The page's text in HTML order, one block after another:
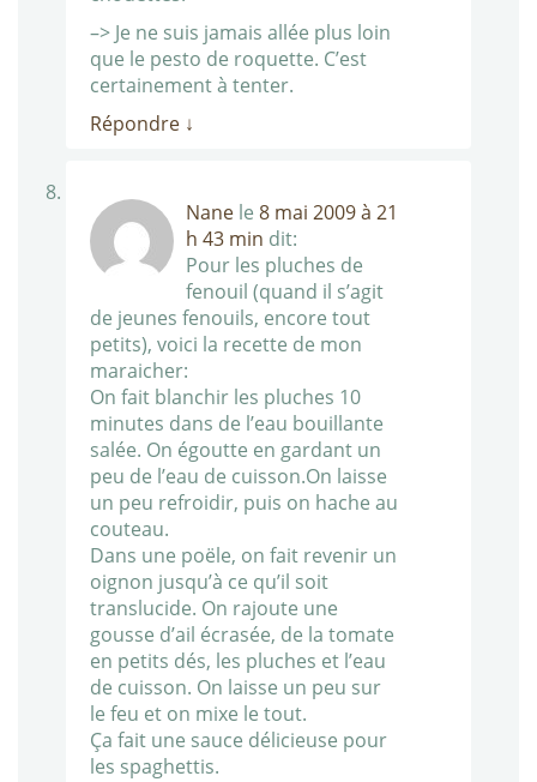
–> Je ne suis jamais allée plus loin
que le pesto de roquette. C’est
certainement à tenter.
Répondre ↓
Nane le 8 mai 2009 à 21
h 43 min dit:
Pour les pluches de
fenouil (quand il s’agit
de jeunes fenouils, encore tout
petits), voici la recette de mon
maraicher:
On fait blanchir les pluches 10
minutes dans de l’eau bouillante
salée. On égoutte en gardant un
peu de l’eau de cuisson.On laisse
un peu refroidir, puis on hache au
couteau.
Dans une poële, on fait revenir un
oignon jusqu’à ce qu’il soit
translucide. On rajoute une
gousse d’ail écrasée, de la tomate
en petits dés, les pluches et l’eau
de cuisson. On laisse un peu sur
le feu et on mixe le tout.
Ça fait une sauce délicieuse pour
les spaghettis.